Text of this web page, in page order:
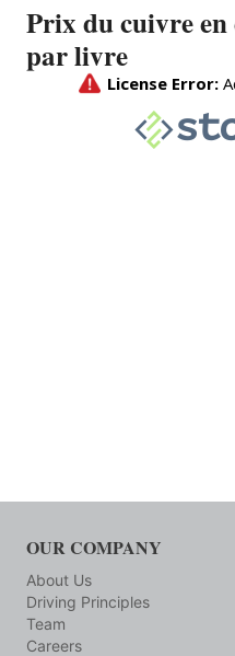
Prix du cuivre
par livre
OUR COMPANY
About Us
Driving Principles
Team
Careers